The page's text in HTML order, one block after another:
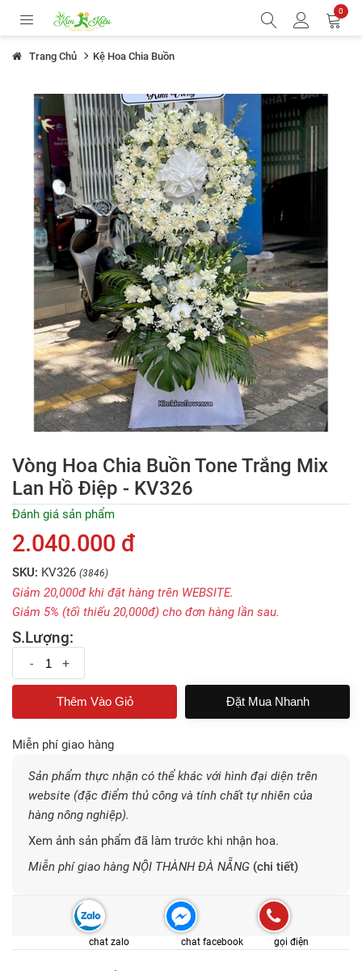
0
Trang Chủ Kệ Hoa Chia Buồn
Vòng Hoa Chia Buồn Tone Trắng Mix
Lan Hồ Điệp - KV326
Đánh giá sản phẩm
2.040.000 đ
SKU: KV326 (3846)
Giảm 20,000đ khi đặt hàng trên WEBSITE.
Giảm 5% (tối thiếu 20,000đ) cho đơn hàng lần sau.
S.Lượng:
- +
Đặt Mua Nhanh
Miễn phí giao hàng
Sản phẩm thực nhận có thể khác với hình đại diện trên
website (đặc điểm thủ công và tính chất tự nhiên của
hàng nông nghiệp).
Xem ảnh sản phẩm đã làm trước khi nhận hoa.
Miễn phí giao hàng NỘI THÀNH ĐÀ NẴNG (chi tiết)
chat zalo chat facebook gọi điện